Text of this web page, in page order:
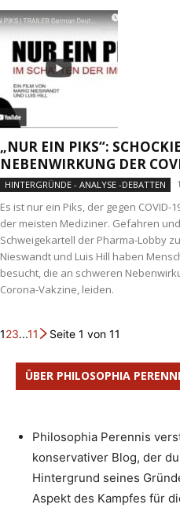
„NUR EIN PIKS“:
NEBENWIRKUNG DER
HINTERGRÜNDE - ANALYSE -DEBATTEN
Es ist nur ein Piks, der gegen
der meisten Mediziner. Gefahren
Schweigekartell der Pharma-Lobby
Nieswandt und Luis Hill haben
besucht, die an schweren
Corona-Vakzine, leiden.
123...11 Seite 1 von 11
ÜBER PHILOSOPHIA
Philosophia Perennis
konservativer Blog, der
Hintergrund seines
Aspekt des Kampfes für